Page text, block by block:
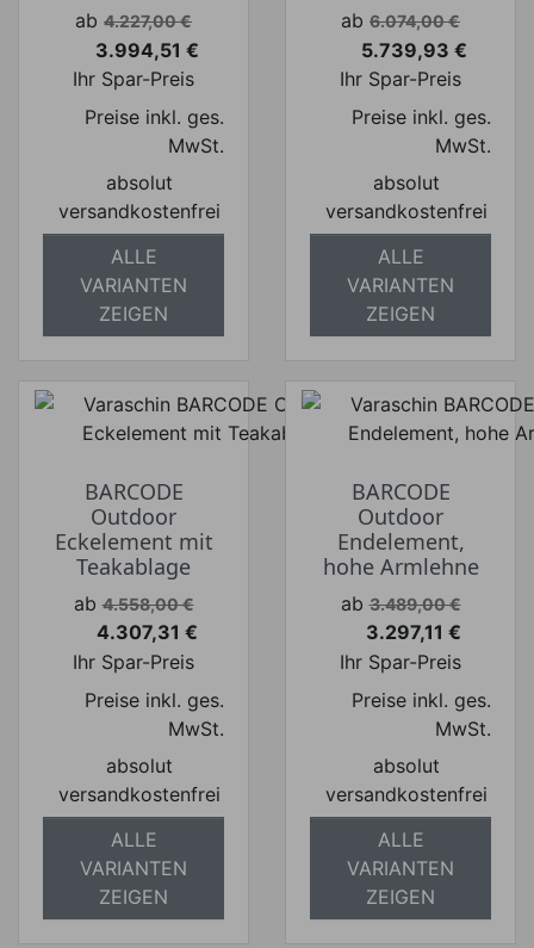
Verkaufspreis
ab 4.227,00 €
Preis
3.994,51 €
Ihr Spar-Preis
Preise inkl. ges.
MwSt.
absolut
versandkostenfrei
ALLE
VARIANTEN
ZEIGEN
Verkaufspreis
ab 6.074,00 €
Preis
5.739,93 €
Ihr Spar-Preis
Preise inkl. ges.
MwSt.
absolut
versandkostenfrei
ALLE
VARIANTEN
ZEIGEN
BARCODE
Outdoor
Eckelement mit
Teakablage
Verkaufspreis
ab 4.558,00 €
Preis
4.307,31 €
Ihr Spar-Preis
Preise inkl. ges.
MwSt.
absolut
versandkostenfrei
ALLE
VARIANTEN
ZEIGEN
BARCODE
Outdoor
Endelement,
hohe Armlehne
Verkaufspreis
ab 3.489,00 €
Preis
3.297,11 €
Ihr Spar-Preis
Preise inkl. ges.
MwSt.
absolut
versandkostenfrei
ALLE
VARIANTEN
ZEIGEN